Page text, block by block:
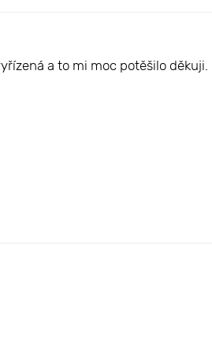
a to mi moc potěšilo děkuji.